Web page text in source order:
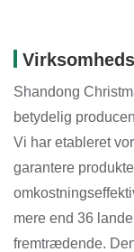
Shandong
betydelig
Vi har etableret
garantere
mere end 36
fremtrædende.